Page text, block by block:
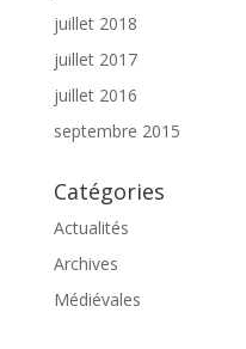
juillet 2018
juillet 2017
juillet 2016
septembre 2015
Catégories
Actualités
Archives
Médiévales